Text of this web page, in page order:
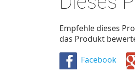
Empfehle dieses
das Produkt
Facebook